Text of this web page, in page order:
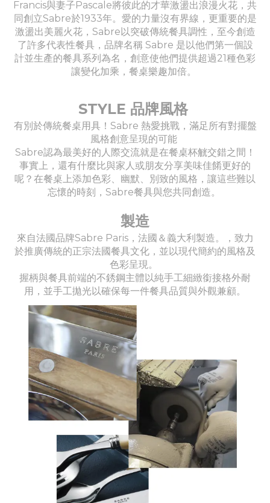
Francis與妻子Pascale將彼此的才華激盪出浪漫火花，共
同創立Sabre於1933年。愛的力量沒有界線，更重要的是
激盪出美麗火花，Sabre以突破傳統餐具調性，至今創造
了許多代表性餐具，品牌名稱 Sabre 是以他們第一個設
計並生產的餐具系列為名，創意使他們提供超過21種色彩
讓變化加乘，餐桌樂趣加倍。
STYLE 品牌風格
有別於傳統餐桌用具！Sabre 熱愛挑戰，滿足所有對擺盤
風格創意呈現的可能
Sabre認為最美好的人際交流就是在餐桌杯觥交錯之間！
事實上，還有什麼比與家人或朋友分享美味佳餚更好的
呢？在餐桌上添加色彩、幽默、別致的風格，讓這些難以
忘懷的時刻，Sabre餐具與您共同創造。
製造
來自法國品牌Sabre Paris，法國＆義大利製造。，致力
於推廣傳統的正宗法國餐具文化，並以現代簡約的風格及
色彩呈現。
握柄與餐具前端的不銹鋼主體以純手工細緻銜接格外耐
用，並手工拋光以確保每一件餐具品質與外觀兼顧。